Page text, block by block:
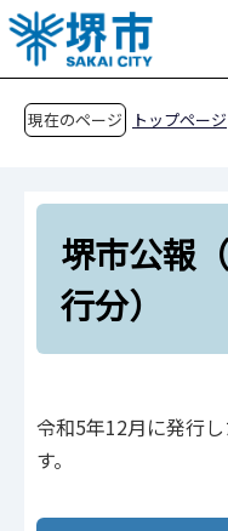
こ
の
ペ
現在のページ トップページ
堺市公報（
堺市公報（
堺市公報
行分）
令和5年12月に発行
す。